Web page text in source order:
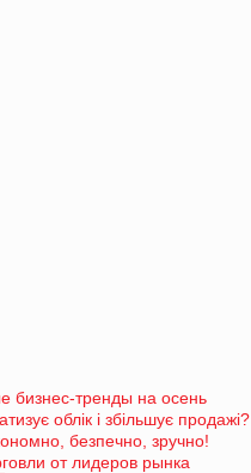
бизнес-тренды на осень
облік і збільшує продажі?
безпечно, зручно!
от лидеров рынка